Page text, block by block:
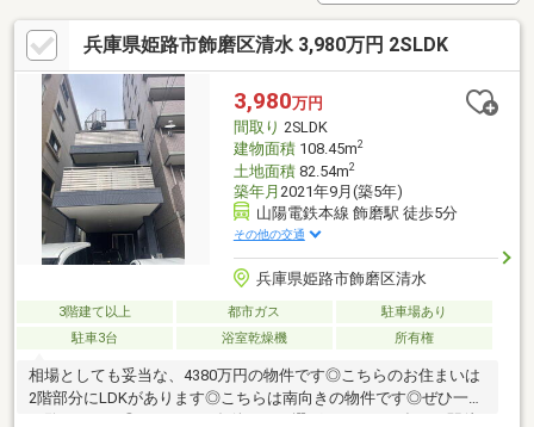
兵庫県姫路市飾磨区清水 3,980万円 2SLDK
3,980万円
間取り 2SLDK
建物面積108.45m2
土地面積82.54m2
築年月 2021年9月(築5年)
山陽電鉄本線 飾磨駅 徒歩5分
その他の交通
兵庫県姫路市飾磨区清水
3階建て以上 都市ガス
駐車場あり
駐車3台
浴室乾燥機 所有権
相場としても妥当な、4380万円の物件です◎こちらのお住まいは
2階部分にLDKがあります◎こちらは南向きの物件です◎ぜひ一度